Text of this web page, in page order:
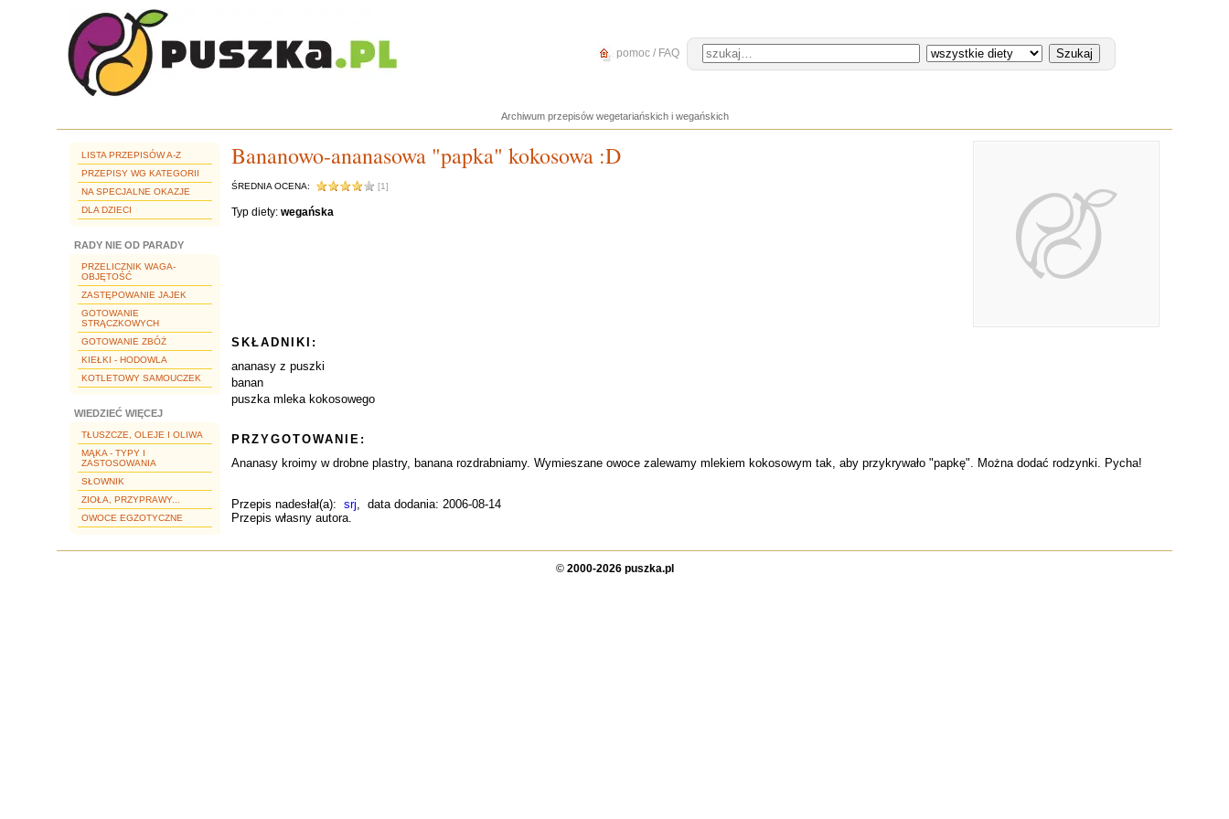
pomoc / FAQ
Archiwum przepisów wegetariańskich i wegańskich
LISTA PRZEPISÓW A-Z
PRZEPISY WG KATEGORII
NA SPECJALNE OKAZJE
DLA DZIECI
RADY NIE OD PARADY
PRZELICZNIK WAGA-
OBJĘTOŚĆ
ZASTĘPOWANIE JAJEK
GOTOWANIE
STRĄCZKOWYCH
GOTOWANIE ZBÓŻ
KIEŁKI - HODOWLA
KOTLETOWY SAMOUCZEK
WIEDZIEĆ WIĘCEJ
TŁUSZCZE, OLEJE I OLIWA
MĄKA - TYPY I
ZASTOSOWANIA
SŁOWNIK
ZIOŁA, PRZYPRAWY...
OWOCE EGZOTYCZNE
Bananowo-ananasowa "papka" kokosowa :D
ŚREDNIA OCENA: [1]
Typ diety: wegańska
SKŁADNIKI:
ananasy z puszki
banan
puszka mleka kokosowego
PRZYGOTOWANIE:
Ananasy kroimy w drobne plastry, banana rozdrabniamy. Wymieszane owoce zalewamy mlekiem kokosowym tak, aby przykrywało "papkę". Można dodać rodzynki. Pycha!
Przepis nadesłał(a): srj, data dodania: 2006-08-14
Przepis własny autora.
© 2000-2026 puszka.pl